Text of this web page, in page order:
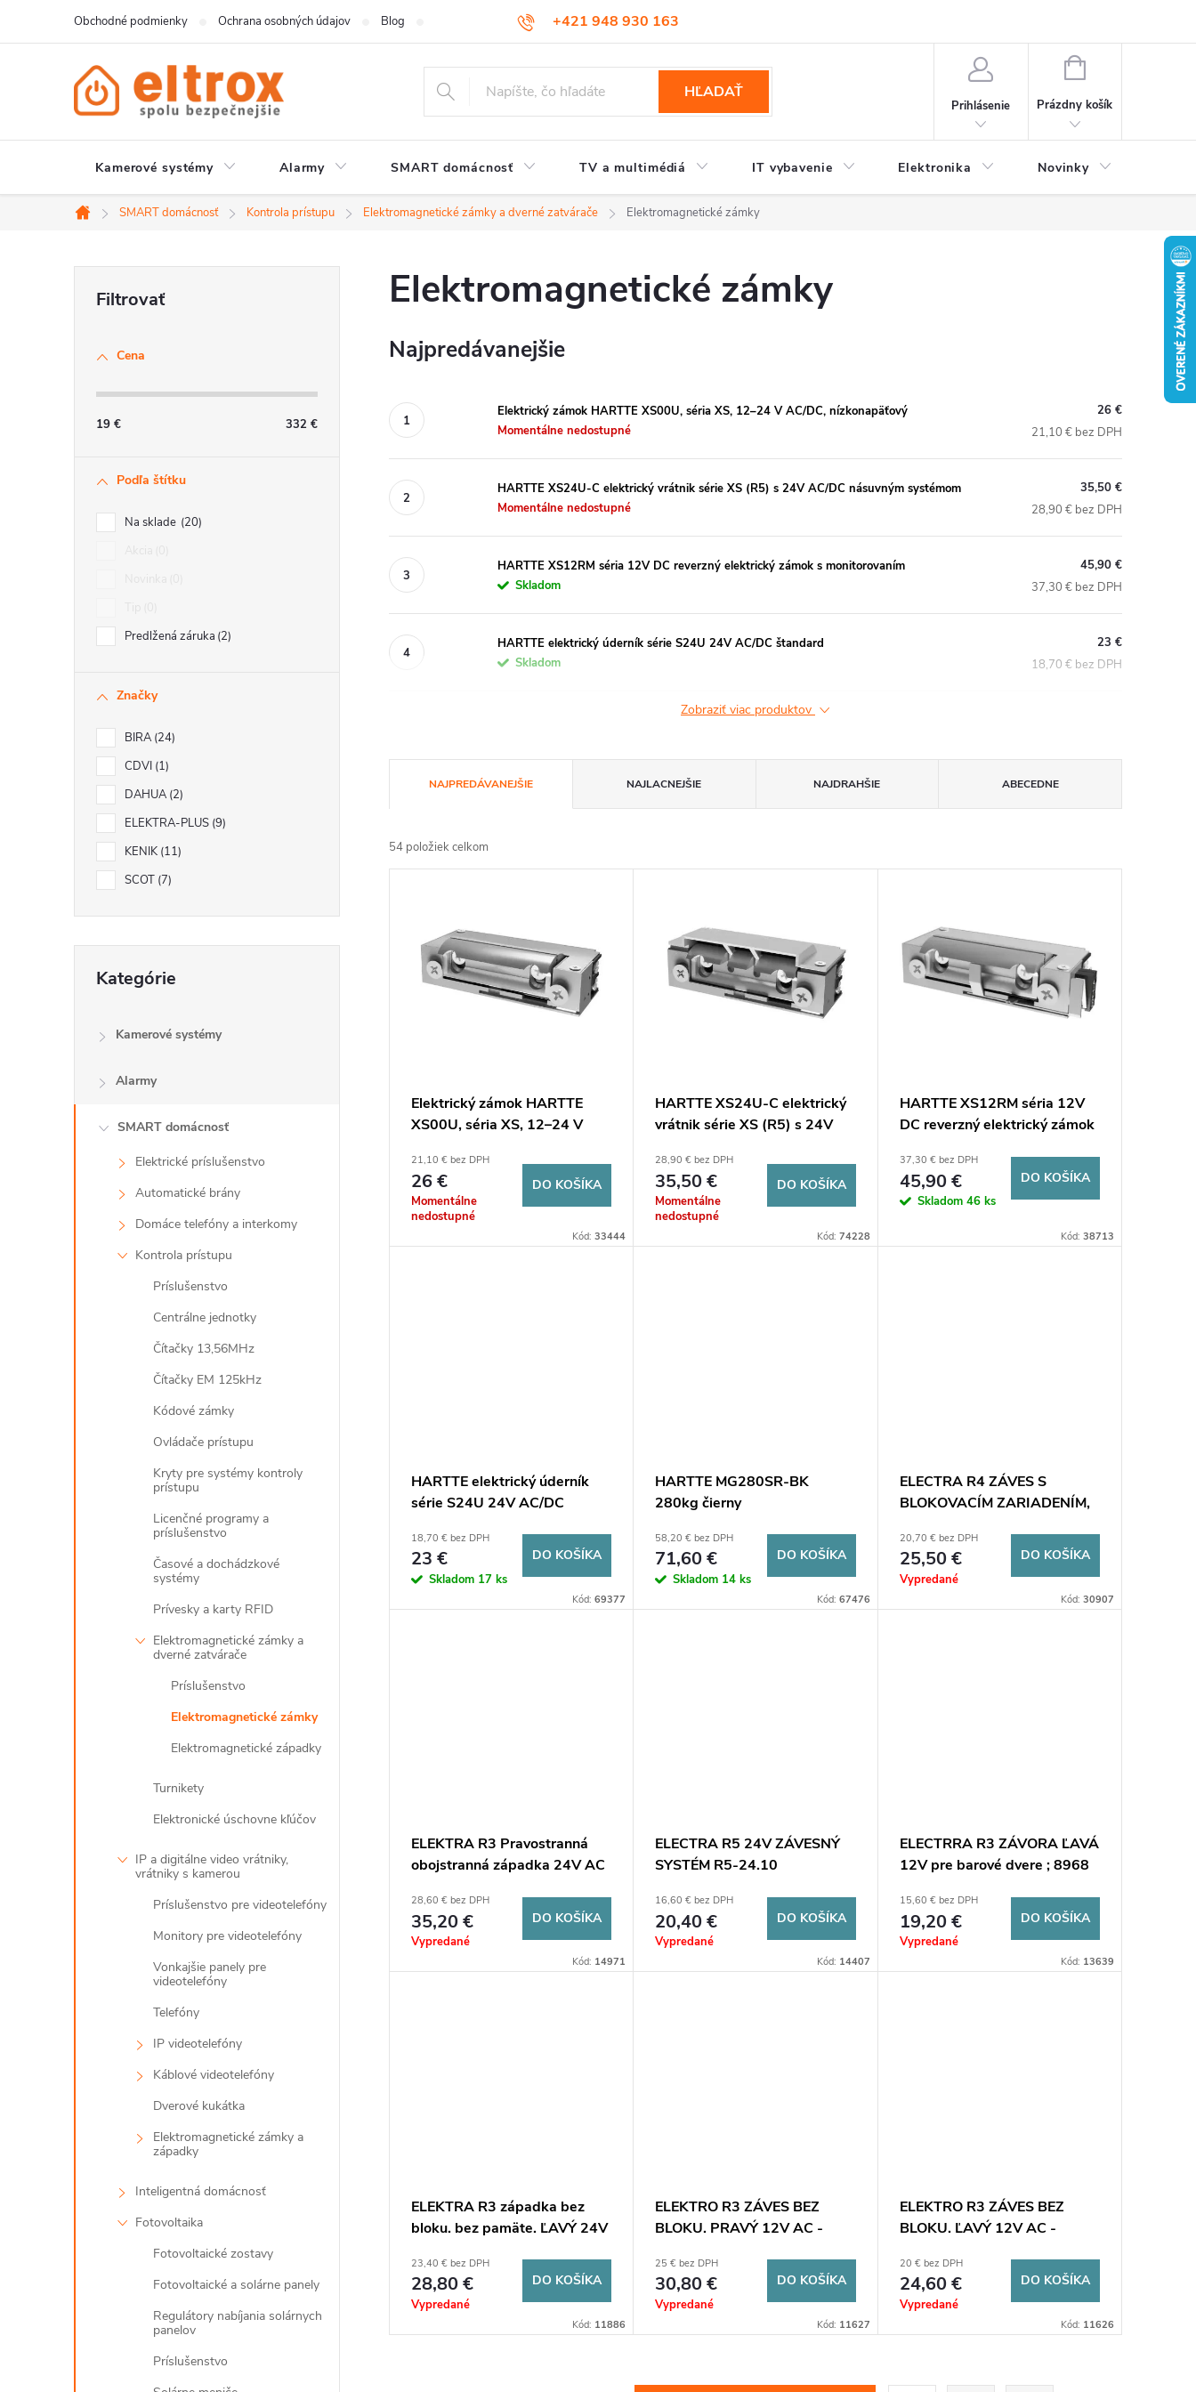
+421 948 930 163
Obchodné podmienky Ochrana osobných údajov Blog
HĽADAŤ
Prihlásenie
NÁKUPNÝ
Prázdny košík
Kamerové systémy Alarmy SMART domácnosť TV a multimédiá IT vybavenie Elektronika Novinky
Domov
SMART domácnosť Kontrola prístupu Elektromagnetické zámky a dverné zatvárače Elektromagnetické zámky
Cena
19 € 332 €
Podľa štítku
Na sklade 20
Predlžená záruka 2
Značky
BIRA 24
CDVI 1
DAHUA 2
ELEKTRA-PLUS 9
KENIK 11
SCOT 7
kategórie
Kategórie
Kamerové systémy
Alarmy
SMART domácnosť
Elektrické príslušenstvo
Automatické brány
Domáce telefóny a interkomy
Kontrola prístupu
Príslušenstvo
Centrálne jednotky
Čítačky 13,56MHz
Čítačky EM 125kHz
Kódové zámky
Ovládače prístupu
Kryty pre systémy kontroly
prístupu
Licenčné programy a
príslušenstvo
Časové a dochádzkové
systémy
Prívesky a karty RFID
Elektromagnetické zámky a
dverné zatvárače
Príslušenstvo
Elektromagnetické zámky
Elektromagnetické západky
Turnikety
Elektronické úschovne kľúčov
IP a digitálne video vrátniky,
vrátniky s kamerou
Príslušenstvo pre videotelefóny
Monitory pre videotelefóny
Vonkajšie panely pre
videotelefóny
Telefóny
IP videotelefóny
Káblové videotelefóny
Dverové kukátka
Elektromagnetické zámky a
západky
Inteligentná domácnosť
Fotovoltaika
Fotovoltaické zostavy
Fotovoltaické a solárne panely
Regulátory nabíjania solárnych
panelov
Príslušenstvo
Elektromagnetické zámky
Najpredávanejšie
Elektrický zámok HARTTE XS00U, séria XS, 12–24 V AC/DC, nízkonapäťový
Momentálne nedostupné
26 €
21,10 € bez DPH
HARTTE XS24U-C elektrický vrátnik série XS (R5) s 24V AC/DC násuvným systémom
Momentálne nedostupné
35,50 €
28,90 € bez DPH
HARTTE XS12RM séria 12V DC reverzný elektrický zámok s monitorovaním
Skladom
45,90 €
37,30 € bez DPH
HARTTE elektrický úderník série S24U 24V AC/DC štandard
Skladom
23 €
18,70 € bez DPH
Zobraziť viac produktov
a
d
NAJPREDÁVANEJŠIE NAJLACNEJŠIE NAJDRAHŠIE ABECEDNE
54 položiek celkom
d
Elektrický zámok HARTTE
XS00U, séria XS, 12–24 V
21,10 € bez DPH
26 €
Momentálne
nedostupné
DO KOŠÍKA
Kód:33444
HARTTE XS24U-C elektrický
vrátnik série XS (R5) s 24V
28,90 € bez DPH
35,50 €
Momentálne
nedostupné
DO KOŠÍKA
Kód: 74228
HARTTE XS12RM séria 12V
DC reverzný elektrický zámok
37,30 € bez DPH
45,90 €
Skladom 46 ks
DO KOŠÍKA
Kód: 38713
HARTTE elektrický úderník
série S24U 24V AC/DC
18,70 € bez DPH
23 €
Skladom 17 ks
DO KOŠÍKA
Kód:69377
HARTTE MG280SR-BK
280kg čierny
monitorovaním a signalizáciou
58,20 € bez DPH
71,60 €
Skladom 14 ks
DO KOŠÍKA
Kód: 67476
ELECTRA R4 ZÁVES S
BLOKOVACÍM ZARIADENÍM,
SPOTREBA PRÚDU
20,70 € bez DPH
25,50 €
Vypredané
DO KOŠÍKA
Kód: 30907
ELEKTRA R3 Pravostranná
obojstranná západka 24V AC
28,60 € bez DPH
35,20 €
Vypredané
DO KOŠÍKA
Kód: 14971
ELECTRA R5 24V ZÁVESNÝ
SYSTÉM R5-24.10
16,60 € bez DPH
20,40 €
Vypredané
DO KOŠÍKA
Kód: 14407
ELECTRRA R3 ZÁVORA ĽAVÁ
12V pre barové dvere ; 8968
15,60 € bez DPH
19,20 €
Vypredané
DO KOŠÍKA
Kód: 13639
ELEKTRA R3 západka bez
bloku. bez pamäte. ĽAVÝ 24V
23,40 € bez DPH
28,80 €
Vypredané
DO KOŠÍKA
Kód: 11886
ELEKTRO R3 ZÁVES BEZ
BLOKU. PRAVÝ 12V AC -
12.12P-AC
25 € bez DPH
30,80 €
Vypredané
DO KOŠÍKA
Kód: 11627
ELEKTRO R3 ZÁVES BEZ
BLOKU. ĽAVÝ 12V AC -
20 € bez DPH
24,60 €
Vypredané
DO KOŠÍKA
Kód: 11626